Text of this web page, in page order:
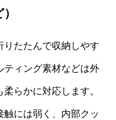
りたたんで収納しやす
ティング素材などは外
らかに対応します。
には弱く、内部クッ